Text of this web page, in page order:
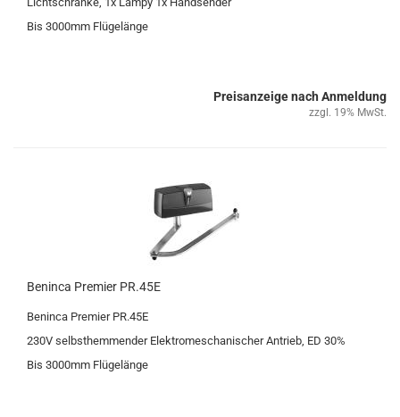
Bis 3000mm Flü­ge­län­ge
Preisanzeige nach Anmeldung
zzgl. 19% MwSt.
Ben­in­ca Pre­mier PR.45E
Ben­in­ca Pre­mier PR.45E
230V selbst­hem­men­der Elek­tro­me­scha­ni­scher An­trieb, ED 30%
Bis 3000mm Flü­ge­län­ge